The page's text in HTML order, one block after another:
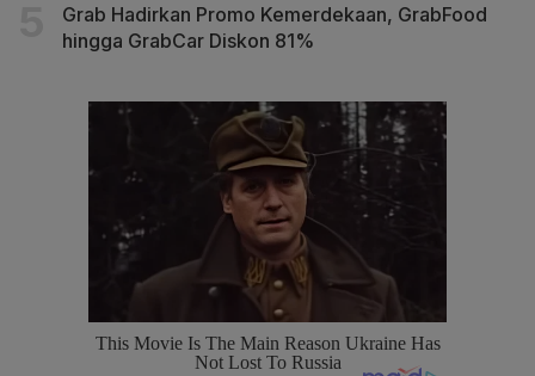
Grab Hadirkan Promo Kemerdekaan, GrabFood
hingga GrabCar Diskon 81%